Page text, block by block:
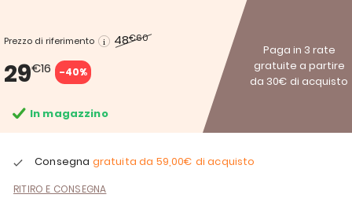
Prezzo di riferimento 48€60
29€16 -40%
Paga in 3 rate
gratuite a partire
da 30€ di acquisto
In magazzino
Consegna gratuita da 59,00€ di acquisto
RITIRO E CONSEGNA